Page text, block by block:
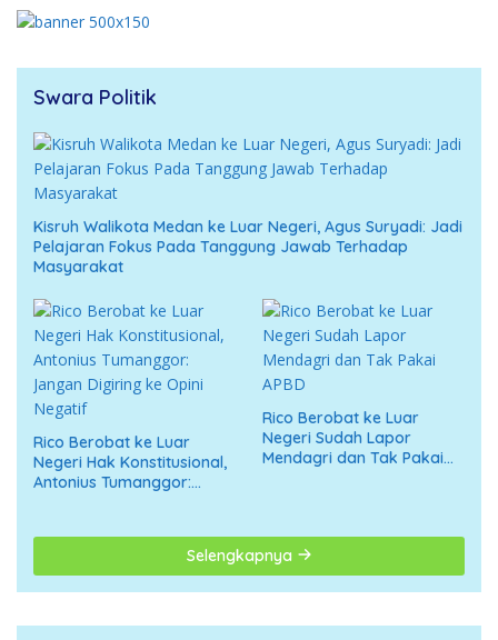
Swara Politik
Kisruh Walikota Medan ke Luar Negeri, Agus Suryadi: Jadi
Pelajaran Fokus Pada Tanggung Jawab Terhadap
Masyarakat
Rico Berobat ke Luar
Negeri Hak Konstitusional,
Antonius Tumanggor:
Rico Berobat ke Luar
Negeri Sudah Lapor
Mendagri dan Tak Pakai
Selengkapnya